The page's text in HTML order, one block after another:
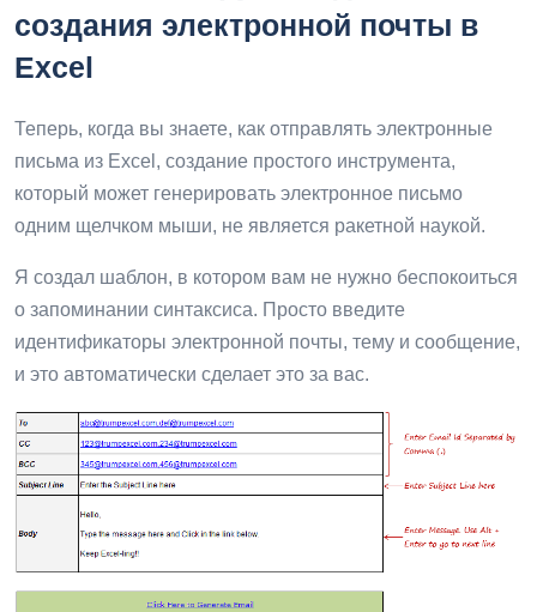
создания электронной почты в
Excel
Теперь, когда вы знаете, как отправлять электронные
письма из Excel, создание простого инструмента,
который может генерировать электронное письмо
одним щелчком мыши, не является ракетной наукой.
Я создал шаблон, в котором вам не нужно беспокоиться
о запоминании синтаксиса. Просто введите
идентификаторы электронной почты, тему и сообщение,
и это автоматически сделает это за вас.